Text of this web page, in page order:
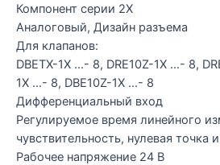
Компонент серии 2X
Аналоговый, Дизайн разъема
Для клапанов:
DBETX-1X …- 8, DRE10Z-1X …- 8,
1X …- 8, DBE10Z-1X …- 8
Дифференциальный вход
Регулируемое время линейного
чувствительность, нулевая точка
Рабочее напряжение 24 В